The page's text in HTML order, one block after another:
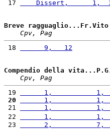
17
Dissert,      1,
Breve ragguaglio...Fr.Vito
Cpv, Pag
18
      9,   12
Compendio della
Cpv, Pag
19
1,           1,
20
1,           1,
21
1,           1,
22
1,           1,
23
2,           7,